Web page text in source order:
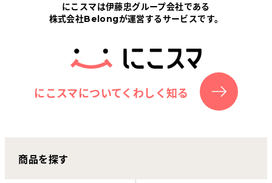
にこスマについて
サポートセンター
お客さまの声
にこスマ通信
にこスマは伊藤忠グループ会社である
株式会社Belongが運営するサービスです。
にこスマについてくわしく知る
商品を探す